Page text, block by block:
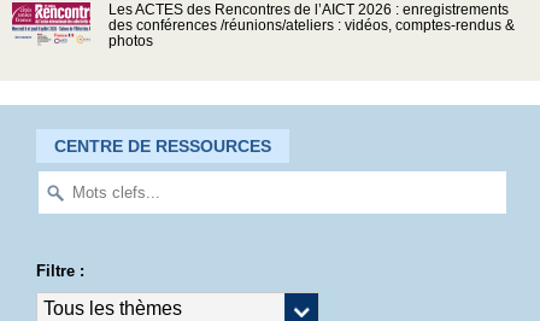
Les ACTES des Rencontres de l’AICT 2026 : enregistrements
des conférences /réunions/ateliers : vidéos, comptes-rendus &
photos
CENTRE DE RESSOURCES
Filtre :